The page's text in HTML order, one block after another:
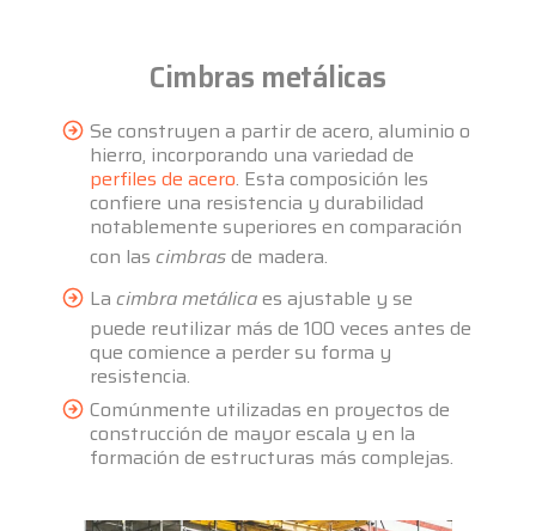
Cimbras metálicas
Se construyen a partir de acero, aluminio o
hierro, incorporando una variedad de
perfiles de acero. Esta composición les
confiere una resistencia y durabilidad
notablemente superiores en comparación
con lascimbrasde madera.
Lacimbra metálicaes ajustable y se
puede reutilizar más de 100 veces antes de
que comience a perder su forma y
resistencia.
Comúnmente utilizadas en proyectos de
construcción de mayor escala y en la
formación de estructuras más complejas.